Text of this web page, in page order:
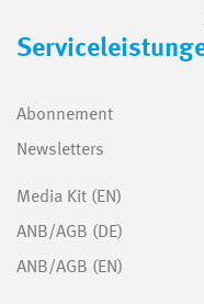
Abonnement
Newsletters
Media Kit (EN)
ANB/AGB (DE)
ANB/AGB (EN)